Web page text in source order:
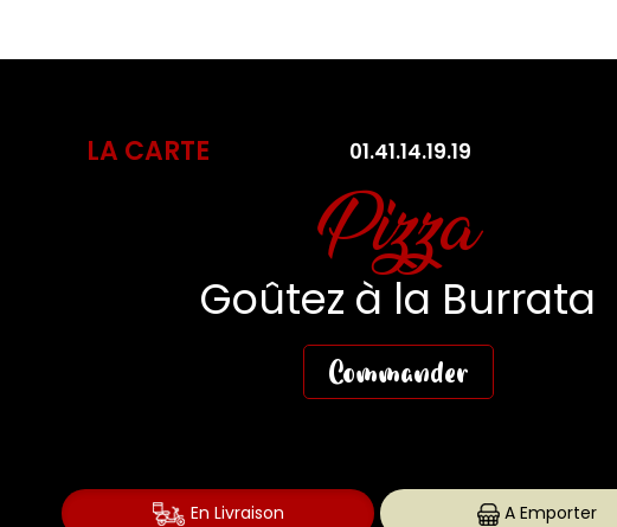
LA CARTE 01.41.14.19.19
En Livraison A Emporter
Pasta Fresca
Des Pasta aussi fraîches
que gourmandes !